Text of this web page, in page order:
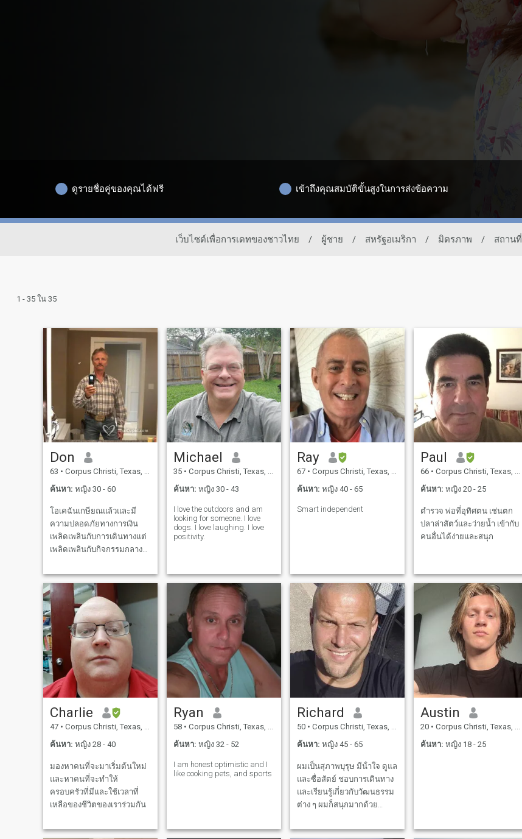
ดูรายชื่อคู่ของคุณได้ฟรี เข้าถึงคุณสมบัติขั้นสูงในการส่งข้อความ
เว็บไซต์เพื่อการเดทของชาวไทย / ผู้ชาย / สหรัฐอเมริกา / มิตรภาพ / สถานที่
1 - 35 ใน 35
Don
63 • Corpus Christi, Texas, สหรัฐอเมริกา
ค้นหา: หญิง 30 - 60
โอเคฉันเกษียณแล้วและมี
ความปลอดภัยทางการเงิน
เพลิดเพลินกับการเดินทางแต่
เพลิดเพลินกับกิจกรรมกลาง
สัตว์ตกปลา ฟิตอยู่เสมอวิ่ง
จ๊อกกิ้งเดินป่าและขี่จักรยาน
รักภูเขาแม่น้ำและทะเลสาบ
แต่ไม่รังเกียจที่จะไปเยือน
เมือง ฉันเป็นคนที่สงบไม่โกรธ
ง่ายและปฏิบัติต่อทุกคนเท่า
เทียมกัน ฉันสังเกตเห็นคน
แสดงความสนใจโดยไม่ต้อง
ดูโปรไฟล์บางคนแค่ต้องการ
เงินคนอื่นต้องการแสดงหนัง
นี้หรือเกมใดๆ ดังนั้นส่งต่อให้
ฉันด้วยนะฉันอยู่ที่นี่เพื่อหาผู้
หญิงคริสเตียนที่จริงจังคน
ความซื่อสัตย์และความจริง
เป็นสิ่งสำคัญที่สุดอย่ากังวล
เว้นแต่คุณจะพร้อมและด้วย
เหตุผลที่ถูกต้องทั้งหมด หาก
ชีวิตของเราก่อนที่จะมีการ
Michael
35 • Corpus Christi, Texas, สหรัฐอเมริกา
ค้นหา: หญิง 30 - 43
I love the outdoors and am
looking for someone. I love
dogs. I love laughing. I love
positivity.
Ray
67 • Corpus Christi, Texas, สหรัฐอเมริกา
ค้นหา: หญิง 40 - 65
Smart independent
Paul
66 • Corpus Christi, Texas, สหรัฐอเมริกา
ค้นหา: หญิง 20 - 25
ตำรวจ พ่อที่อุทิศตน เช่นตก
ปลาล่าสัตว์และว่ายน้ำ เข้ากับ
คนอื่นได้ง่ายและสนุก
Charlie
47 • Corpus Christi, Texas, สหรัฐอเมริกา
ค้นหา: หญิง 28 - 40
มองหาคนที่จะมาเริ่มต้นใหม่
และหาคนที่จะทำให้
ครอบครัวที่มีและใช้เวลาที่
เหลือของชีวิตของเราร่วมกัน
Ryan
58 • Corpus Christi, Texas, สหรัฐอเมริกา
ค้นหา: หญิง 32 - 52
I am honest optimistic and I
like cooking pets, and sports
Richard
50 • Corpus Christi, Texas, สหรัฐอเมริกา
ค้นหา: หญิง 45 - 65
ผมเป็นสุภาพบุรุษ มีน้ําใจ ดูแล
และซื่อสัตย์ ชอบการเดินทาง
และเรียนรู้เกี่ยวกับวัฒนธรรม
ต่าง ๆ ผมก็สนุกมากด้วย
Austin
20 • Corpus Christi, Texas, สหรัฐอเมริกา
ค้นหา: หญิง 18 - 25